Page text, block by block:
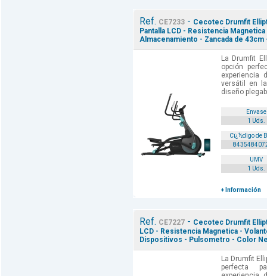
Ref. CE7233- Cecotec Drumfit
Pantalla LCD - Resistencia
Almacenamiento - Zancada de
La Drumfit
opción
experiencia
versátil en
diseño
Envase
1 Uds.
Cï¿½digo de
UMV
1 Uds.
+ Información
Ref. CE7227- Cecotec Drumfit
LCD - Resistencia Magnetica -
Dispositivos - Pulsometro - Color
La Drumfit
perfecta